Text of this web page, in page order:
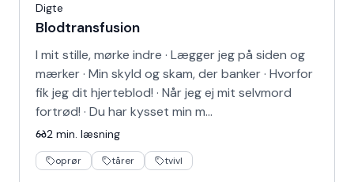
Digte
Blodtransfusion
I mit stille, mørke indre · Lægger jeg på siden og
mærker · Min skyld og skam, der banker · Hvorfor
fik jeg dit hjerteblod! · Når jeg ej mit selvmord
fortrød! · Du har kysset min m…
2 min. læsning
oprør tårer tvivl